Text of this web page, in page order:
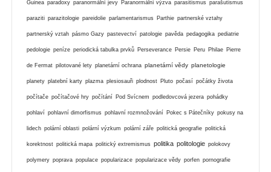
Guinea paradoxy paranormální jevy Paranormální výzva parasitismus parašutismus
paraziti parazitologie pareidolie parlamentarismus Parthie partnerské vztahy
partnerský vztah pásmo Gazy pastevectví patologie pavěda pedagogika pediatrie
pedologie peníze periodická tabulka prvků Perseverance Persie Peru Philae Pierre
de Fermat pilotované lety planetární ochrana planetární vědy planetologie
planety platební karty plazma plesiosauři plodnost Pluto počasí počátky života
počítače počítačové hry počítání Pod Svícnem podledovcová jezera pohádky
pohlaví pohlavní dimorfismus pohlavní rozmnožování Pokec s Pátečníky pokusy na
lidech polární oblasti polární výzkum polární záře politická geografie politická
korektnost politická mapa politický extremismus politika politologie polokovy
polymery poprava populace popularizace popularizace vědy porfen pornografie